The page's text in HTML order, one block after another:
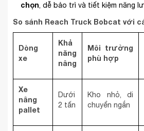
chọn, dễ bảo trì và tiết kiệm năng
So sánh Reach Truck Bobcat với
Dòng
xe
Khả
năng
nâng
Môi trường
phù hợp
Xe
nâng
pallet
Dưới
2 tấn
Kho nhỏ, di
chuyển ngắn